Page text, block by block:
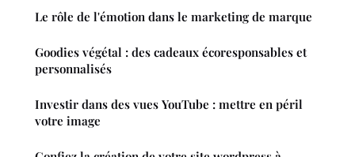
Le rôle de l'émotion dans le marketing de marque
Goodies végétal : des cadeaux écoresponsables et
personnalisés
Investir dans des vues YouTube : mettre en péril
votre image